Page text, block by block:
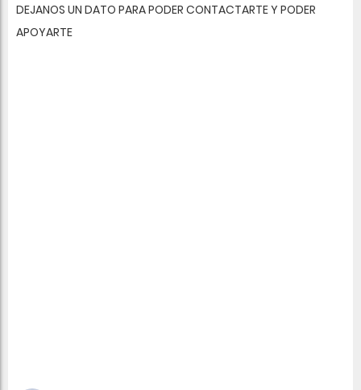
DEJANOS UN DATO PARA PODER CONTACTARTE Y PODER
APOYARTE